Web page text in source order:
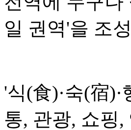
일 권역'을 조
'식(食)·숙(宿
통, 관광, 쇼핑